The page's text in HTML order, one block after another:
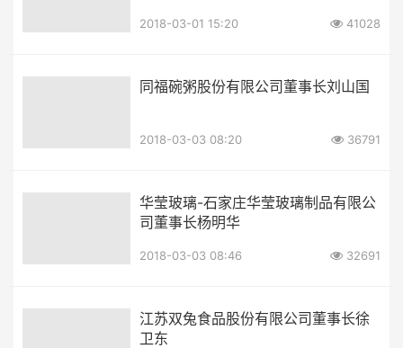
2018-03-01 15:20 41028
同福碗粥股份有限公司董事长刘山国
2018-03-03 08:20 36791
华莹玻璃-石家庄华莹玻璃制品有限公
司董事长杨明华
2018-03-03 08:46 32691
江苏双兔食品股份有限公司董事长徐
卫东